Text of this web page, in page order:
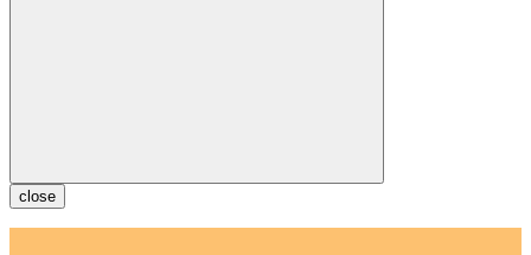
close